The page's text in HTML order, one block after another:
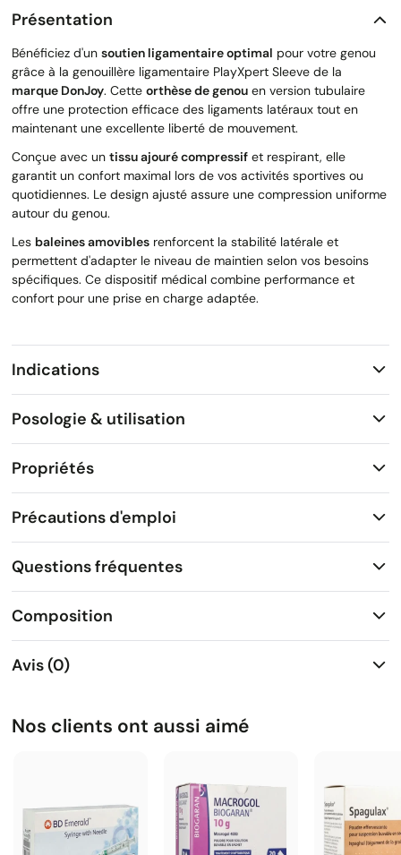
Présentation
Bénéficiez d'un soutien ligamentaire optimal pour votre genou
grâce à la genouillère ligamentaire PlayXpert Sleeve de la
marque DonJoy. Cette orthèse de genou en version tubulaire
offre une protection efficace des ligaments latéraux tout en
maintenant une excellente liberté de mouvement.
Conçue avec un tissu ajouré compressif et respirant, elle
garantit un confort maximal lors de vos activités sportives ou
quotidiennes. Le design ajusté assure une compression uniforme
autour du genou.
Les baleines amovibles renforcent la stabilité latérale et
permettent d'adapter le niveau de maintien selon vos besoins
spécifiques. Ce dispositif médical combine performance et
confort pour une prise en charge adaptée.
Indications
Posologie & utilisation
Propriétés
Précautions d'emploi
Questions fréquentes
Composition
Avis (0)
Nos clients ont aussi aimé